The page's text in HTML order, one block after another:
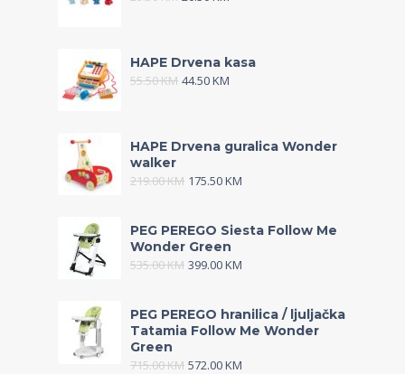
HAPE Drvena kasa
55.50KM 44.50KM
HAPE Drvena guralica Wonder
walker
219.00KM 175.50KM
PEG PEREGO Siesta Follow Me
Wonder Green
535.00KM 399.00KM
PEG PEREGO hranilica / ljuljačka
Tatamia Follow Me Wonder
Green
715.00KM 572.00KM